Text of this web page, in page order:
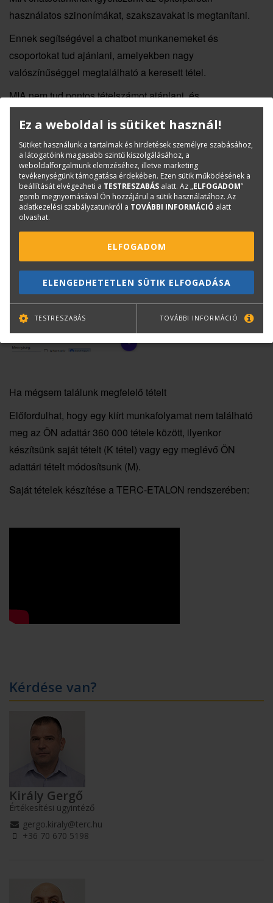
használatos szinonímákat, szakszavakat is megtanítani.
Ennek segítségével a chatbot munkanemeket és
csoportokat tud ajánlani, amelyekben nagy
valószínűséggel megtalálható a keresett tétel.
MIA nem tud pontos tételszámot ajánlani, és
segítséget nyújthat a keresési terület gyors leszűkítésében.
Ha mégsem találunk megfelelő tételt
Előfordulhat, hogy egy kiírt munkafolyamat nem található
meg az ÖN adattár 360 000 tétele között, ilyenkor
készítsünk saját tételt (K tétel) vagy egy meglévő ÖN
adattári tételt módosítsunk (M).
Saját tételek készítése a TERC-ETALON rendszerében:
Kérdése van?
Király Gergő
Értékesítési ügyintéző
gergo.kiraly@terc.hu
+36 70 670 5198
Ez a weboldal is sütiket használ!
Sütiket használunk a tartalmak és hirdetések személyre szabásához,
a látogatóink magasabb szintű kiszolgálásához, a
weboldalforgalmunk elemzéséhez, illetve marketing
tevékenységünk támogatása érdekében. Ezen sütik működésének a
beállítását elvégezheti a TESTRESZABÁS alatt. Az „ELFOGADOM”
gomb megnyomásával Ön hozzájárul a sütik használatához. Az
adatkezelési szabályzatunkról a TOVÁBBI INFORMÁCIÓ alatt
olvashat.
ELFOGADOM
ELENGEDHETETLEN SÜTIK ELFOGADÁSA
TESTRESZABÁS TOVÁBBI INFORMÁCIÓ